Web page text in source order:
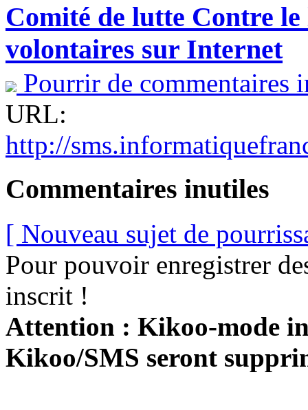
Comité de lutte Contre le
volontaires sur Internet
Pourrir de commentaires
URL:
http://
Commentaires inutiles
[ Nouveau sujet de
Pour pouvoir enregistrer
inscrit !
Attention : Kikoo-mode
Kikoo/SMS seront